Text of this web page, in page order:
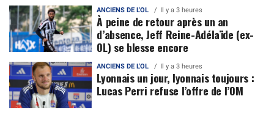
ANCIENS DE L'OL Il y a 3 heures
À peine de retour après un an
d’absence, Jeff Reine-Adélaïde (ex-
OL) se blesse encore
ANCIENS DE L'OL Il y a 3 heures
Lyonnais un jour, lyonnais toujours :
Lucas Perri refuse l’offre de l’OM